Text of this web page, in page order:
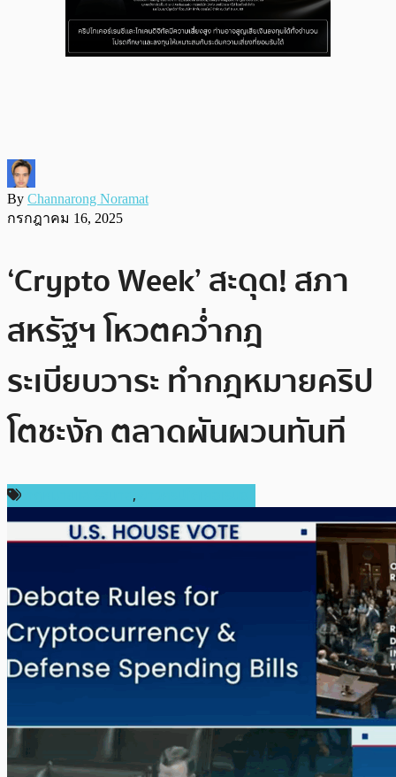
By Channarong Noramat
กรกฎาคม 16, 2025
‘Crypto Week’ สะดุด! สภา
สหรัฐฯ โหวตคว่ำกฎ
ระเบียบวาระ ทำกฎหมายคริป
โตชะงัก ตลาดผันผวนทันที
,